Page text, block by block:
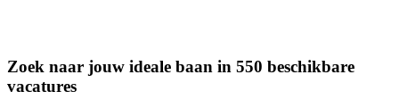
Zoek naar jouw ideale baan in 550 beschikbare
vacatures